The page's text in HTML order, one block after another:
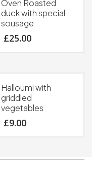
Oven Roasted
duck with special
sousage
£25.00
Halloumi with
griddled
vegetables
£9.00